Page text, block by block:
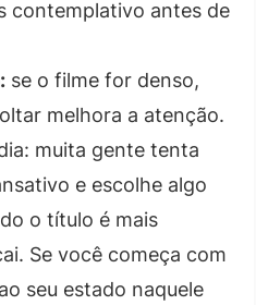
contemplativo antes de
se o filme for denso,
melhora a atenção.
muita gente tenta
e escolhe algo
o título é mais
Se você começa com
seu estado naquele